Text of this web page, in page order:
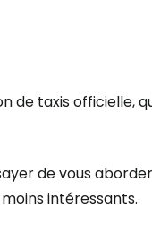
de taxis officielle,
de vous
intéressants.
à
avec Google